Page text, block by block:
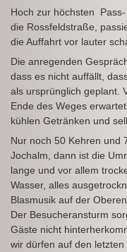
Hoch zur höchsten
die Rossfeldstraße,
die Auffahrt vor lauter
Die anregenden
dass es nicht auffällt,
als ursprünglich geplant.
Ende des Weges
kühlen Getränken und
Nur noch 50 Kehren und
Jochalm, dann ist die
lange und vor allem
Wasser, alles
Blasmusik auf der
Der Besucheransturm
Gäste nicht
wir dürfen auf den